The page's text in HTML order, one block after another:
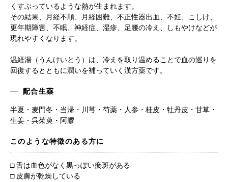
くすぶっているような熱が生まれます。
その結果、月経不順、月経困難、不正性器出血、不妊、こしけ、
更年期障害、不眠、神経症、湿疹、足腰の冷え、しもやけなどが
現れやすくなります。
温経湯（うんけいとう）は、冷えを取り温めることで血の巡りを
回復するとともに潤いを補っていく漢方薬です。
配合生薬
半夏・麦門冬・当帰・川芎・芍薬・人参・桂皮・牡丹皮・甘草・
生姜・呉茱萸・阿膠
このような特徴のある方に
□ 舌は血色がなく黒っぽい瘀斑がある
□ 皮膚が乾燥している